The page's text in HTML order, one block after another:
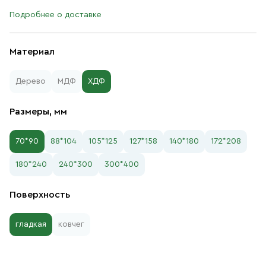
Материал
Дерево МДФ ХДФ
Размеры, мм
70*90 88*104 105*125 127*158 140*180 172*208
180*240 240*300 300*400
Поверхность
гладкая ковчег
Подробнее о доставке